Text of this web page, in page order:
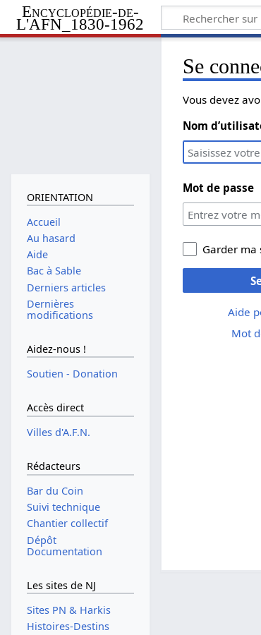
Encyclopédie-de-
L'AFN_1830-1962
Se
Vous devez
Nom
Mot de passe
Garder ma
Aide
Mot
ORIENTATION
Accueil
Au hasard
Aide
Bac à Sable
Derniers articles
Dernières
modifications
Aidez-nous !
Soutien - Donation
Accès direct
Villes d'A.F.N.
Rédacteurs
Bar du Coin
Suivi technique
Chantier collectif
Dépôt
Documentation
Les sites de NJ
Sites PN & Harkis
Histoires-Destins